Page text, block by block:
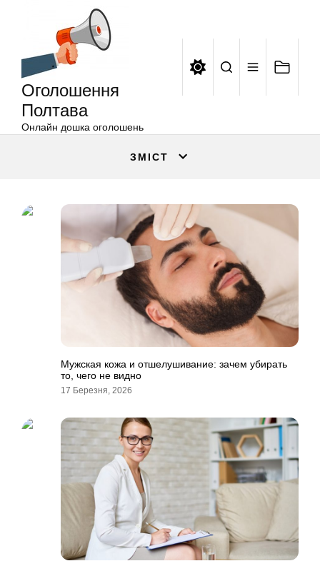
Оголошення
Полтава
Онлайн дошка оголошень
ЗМІСТ
Мужская кожа и отшелушивание: зачем убирать
то, чего не видно
17 Березня, 2026